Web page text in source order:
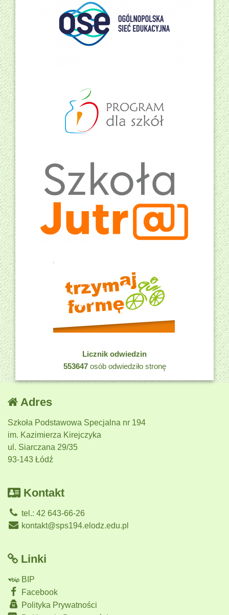
Licznik odwiedzin
553647osób odwiedziło stronę
Adres
Szkoła Podstawowa Specjalna nr 194
im. Kazimierza Kirejczyka
ul. Siarczana 29/35
93-143 Łódź
Kontakt
tel.: 42 643-66-26
kontakt@sps194.elodz.edu.pl
Linki
BIP
Facebook
Polityka Prywatności